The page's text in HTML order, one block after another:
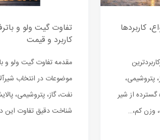
کاربردها
پتروشیمی،
از شیر
وزن کم،…
تفاوت گیت ولو و
کاربرد و قیمت
مقدمه تفاوت گیت ولو و
موضوعات در انتخاب
نفت، گاز، پتروشیمی،
شناخت دقیق تفاوت این